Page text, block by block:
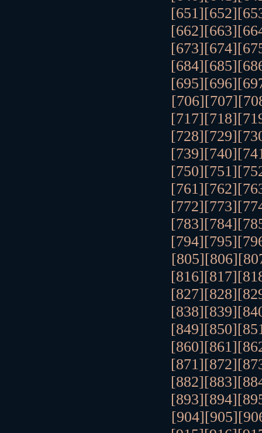
[651][652]
[662][663]
[673][674]
[684][685]
[695][696]
[706][707]
[717][718]
[728][729]
[739][740]
[750][751]
[761][762]
[772][773]
[783][784]
[794][795]
[805][806]
[816][817]
[827][828]
[838][839]
[849][850]
[860][861]
[871][872]
[882][883]
[893][894]
[904][905]